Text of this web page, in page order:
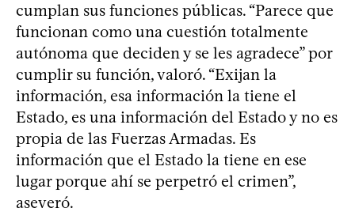
cumplan sus funciones públicas. “Parece que
funcionan como una cuestión totalmente
autónoma que deciden y se les agradece” por
cumplir su función, valoró. “Exijan la
información, esa información la tiene el
Estado, es una información del Estado y no es
propia de las Fuerzas Armadas. Es
información que el Estado la tiene en ese
lugar porque ahí se perpetró el crimen”,
aseveró.